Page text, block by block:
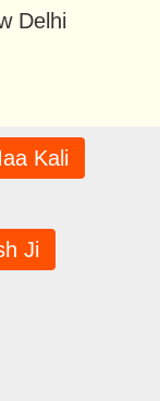
Delhi
Kali
Ji